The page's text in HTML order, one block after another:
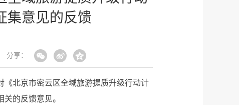
集意见的反馈
分享：
《北京市密云区全域旅游提质升级行动计
的反馈意见。